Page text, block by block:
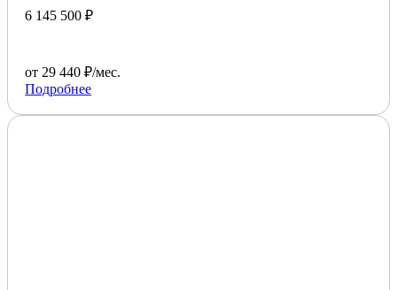
6 145 500 ₽
от 29 440 ₽/мес.
Подробнее